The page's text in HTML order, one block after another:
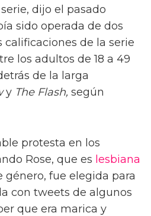
dijo el pasado
sido operada de dos
calificaciones de la serie
los adultos de 18 a 49
de la larga
y The Flash, según
protesta en los
Rose, que es lesbiana
fue elegida para
con tweets de algunos
que era marica y